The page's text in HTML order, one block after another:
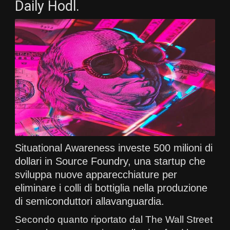
Daily Hodl.
Situational Awareness investe 500 milioni di
dollari in Source Foundry, una startup che
sviluppa nuove apparecchiature per
eliminare i colli di bottiglia nella produzione
di semiconduttori allavanguardia.
Secondo quanto riportato dal The Wall Street